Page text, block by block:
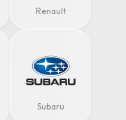
Renault
Subaru